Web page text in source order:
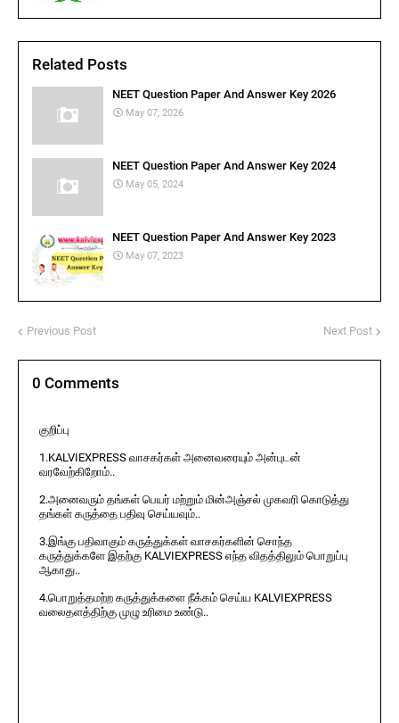
Related Posts
NEET Question Paper And Answer Key 2026
May 07, 2026
NEET Question Paper And Answer Key 2024
May 05, 2024
NEET Question Paper And Answer Key 2023
May 07, 2023
Previous Post Next Post
0 Comments
குறிப்பு
1.KALVIEXPRESS வாசகர்கள் அனைவரையும் அன்புடன்
வரவேற்கிறோம்..
2.அனைவரும் தங்கள் பெயர் மற்றும் மின்அஞ்சல் முகவரி கொடுத்து
தங்கள் கருத்தை பதிவு செய்யவும்..
3.இங்கு பதிவாகும் கருத்துக்கள் வாசகர்களின் சொந்த
கருத்துக்களே இதற்கு KALVIEXPRESS எந்த விதத்திலும் பொறுப்பு
ஆகாது..
4.பொறுத்தமற்ற கருத்துக்களை நீக்கம் செய்ய KALVIEXPRESS
வலைதளத்திற்கு முழு உரிமை உண்டு..